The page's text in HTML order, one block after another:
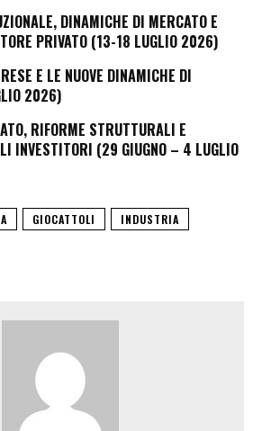
DINAMICHE DI MERCATO E
PRIVATO (13-18 LUGLIO 2026)
E LE NUOVE DINAMICHE DI
2026)
RIFORME STRUTTURALI E
INVESTITORI (29 GIUGNO – 4 LUGLIO
GIOCATTOLI
INDUSTRIA